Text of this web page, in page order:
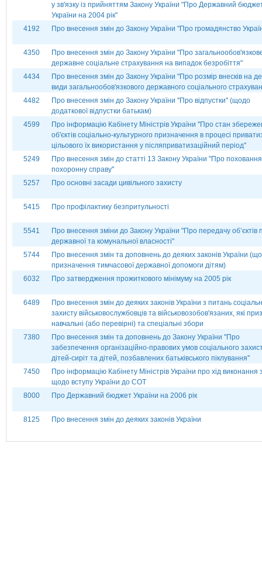
у зв'язку із прийняттям Закону України "Про Державний
України на 2004 рік"
4192
Про внесення змін до Закону України ''Про громадянство
4350
Про внесення змін до Закону України "Про
державне соціальне страхування на випадок безробіття"
4434
Про внесення змін до Закону України "Про розмір внесків на
види загальнообов'язкового державного соціального
4482
Про внесення змін до Закону України ''Про відпустки'' (щодо
додаткової відпустки батькам)
4599
Про інформацію Кабінету Міністрів України ''Про стан
об'єктів соціально-культурного призначення в процесі
цільового їх використання у післяприватизаційний період''
5249
Про внесення змін до статті 13 Закону України ''Про
похоронну справу''
5257
Про основні засади цивільного захисту
5415 Про профілактику безпритульності
5541
Про внесення зміни до Закону України "Про передачу об’єктів
державної та комунальної власності"
5744
Про внесення змін та доповнень до деяких законів України
призначення тимчасової державної допомоги дітям)
6032
Про затвердження прожиткового мінімуму на 2005 рік
6489
Про внесення змін до деяких законів України з питань
захисту військовослужбовців та військовозобов'язаних, які
навчальні (або перевірні) та спеціальні збори
7380
Про внесення змін та доповнень до Закону України ''Про
забезпечення організаційно-правових умов соціального
дітей-сиріт та дітей, позбавлених батьківського піклування''
7450
Про інформацію Кабінету Міністрів України про хід виконання
щодо вступу України до СОТ
8000
Про Державний бюджет України на 2006 рік
8125 Про внесення змін до деяких законів України